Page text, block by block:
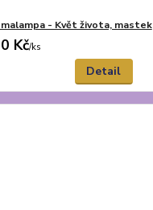
- Květ života, mastek
Kč/ks
Detail